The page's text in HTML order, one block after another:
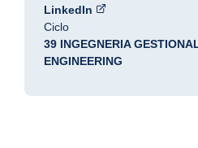
LinkedIn
Ciclo
39 INGEGNERIA
ENGINEERING